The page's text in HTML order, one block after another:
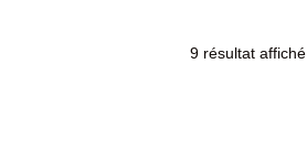
9 résultat affiché